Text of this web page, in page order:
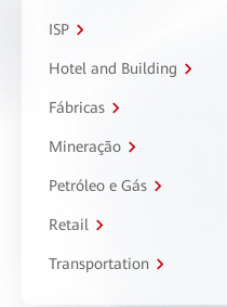
ISP
Hotel and Building
Fábricas
Mineração
Petróleo e Gás
Retail
Transportation